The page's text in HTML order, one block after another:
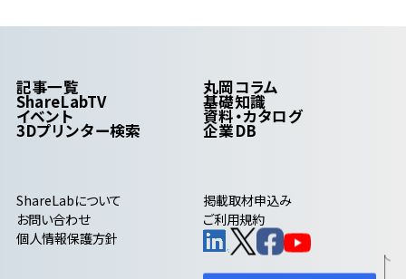
記事一覧 丸岡コラム
ShareLabTV 基礎知識
イベント 資料・カタログ
3Dプリンター検索 企業DB
ShareLabについて
掲載取材申込み
お問い合わせ
ご利用規約
個人情報保護方針